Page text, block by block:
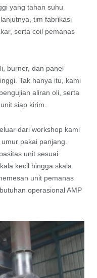
yang tahan suhu
tim fabrikasi
serta coil pemanas
burner, dan panel
Tak hanya itu, kami
aliran oli, serta
siap kirim.
dari workshop kami
pakai panjang.
unit sesuai
kecil hingga skala
unit pemanas
operasional AMP